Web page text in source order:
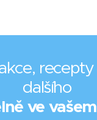
dalšího
ve